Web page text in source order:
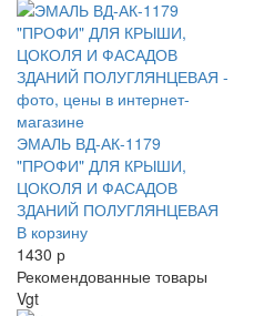
ЭМАЛЬ ВД-АК-1179
"ПРОФИ" ДЛЯ КРЫШИ,
ЦОКОЛЯ И ФАСАДОВ
ЗДАНИЙ ПОЛУГЛЯНЦЕВАЯ
В корзину
1430 р
Рекомендованные товары
Vgt